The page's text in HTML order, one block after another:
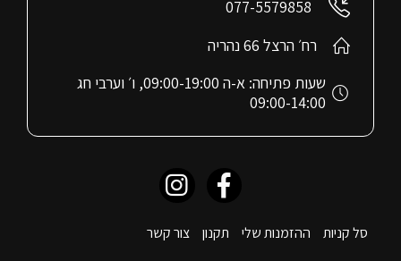
סל קניות ההזמנות שלי תקנון צור קשר
077-5579858
רח׳ הרצל 66 נהריה
שעות פתיחה: א-ה 09:00-19:00, ו׳ וערבי חג
09:00-14:00